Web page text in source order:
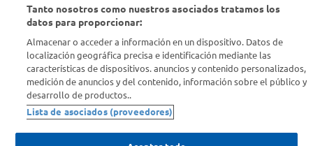
Conocenos
Info útil
Comprá Online
Tanto nosotros como nuestros asociados tratamos los
datos para proporcionar:
Almacenar o acceder a información en un dispositivo. Datos de
localización geográfica precisa e identificación mediante las
características de dispositivos. anuncios y contenido personalizados,
medición de anuncios y del contenido, información sobre el público y
desarrollo de productos..
Lista de asociados (proveedores)